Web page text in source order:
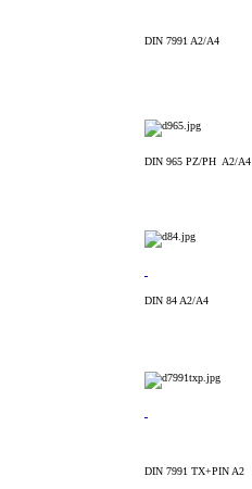
DIN 7991 A2/A4
DIN 965 PZ/PH A2/A4
DIN 84 A2/A4
DIN 7991 TX+PIN A2